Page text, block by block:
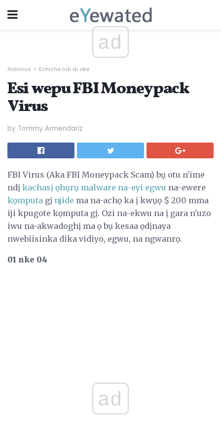
ad
Antivirus Echiche ndị dị oke
Esi wepu FBI Moneypack
Virus
by Tommy Armendariz
FBI Virus (Aka FBI Moneypack Scam) bụ otu n'ime
ndị kachasị ọhụrụ malware na-eyi egwu na-ewere
kọmputa gị njide ma na-achọ ka ị kwụọ $ 200 mma
iji kpugote kọmputa gị. Ozi na-ekwu na ị gara n'uzo
iwu na-akwadoghị ma ọ bụ kesaa ọdịnaya
nwebiisinka dika vidiyo, egwu, na ngwanrọ.
01 nke 04
ad